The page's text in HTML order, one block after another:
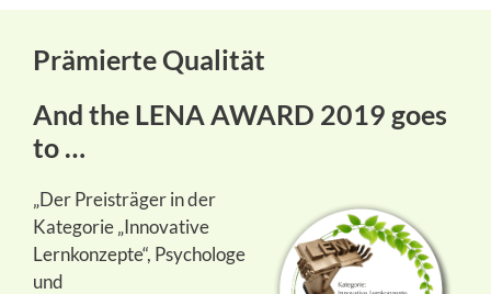
Prämierte Qualität
And the LENA AWARD 2019 goes
to …
„Der Preisträger in der
Kategorie „Innovative
Lernkonzepte“, Psychologe
und